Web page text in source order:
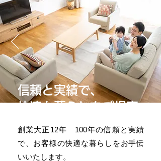
信頼と実績で、
快適な暮らしをご提案
創業大正12年 100年の信頼と実績
で、お客様の快適な暮らしをお手伝
いいたします。